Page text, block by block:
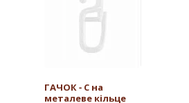
ГАЧОК - С на
металеве кільце